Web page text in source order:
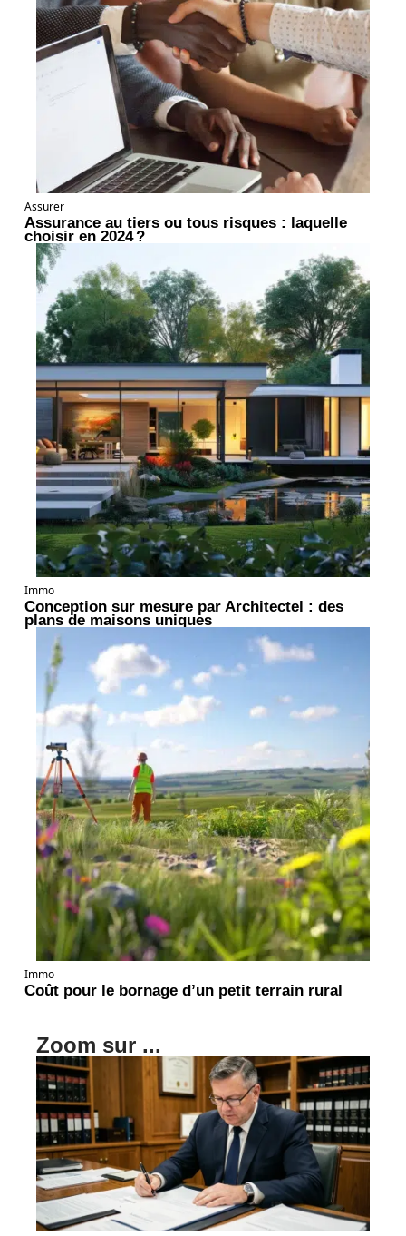
Assurer
Assurance au tiers ou tous risques : laquelle
choisir en 2024 ?
Immo
Conception sur mesure par Architectel : des
plans de maisons uniques
Immo
Coût pour le bornage d’un petit terrain rural
Zoom sur ...